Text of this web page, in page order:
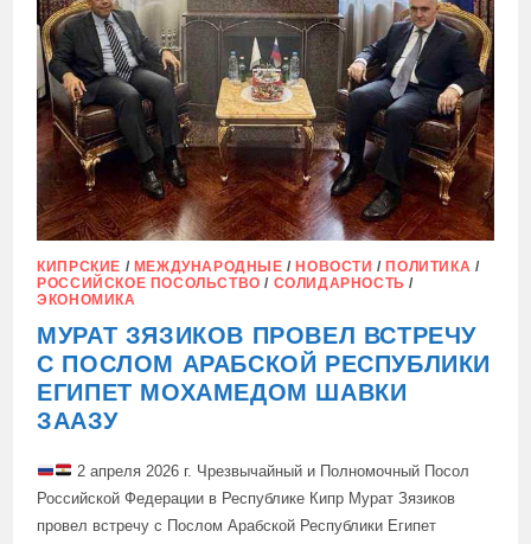
КИПРСКИЕ / МЕЖДУНАРОДНЫЕ /НОВОСТИ /ПОЛИТИКА /
РОССИЙСКОЕ ПОСОЛЬСТВО / СОЛИДАРНОСТЬ /
ЭКОНОМИКА
МУРАТ ЗЯЗИКОВ ПРОВЕЛ ВСТРЕЧУ
С ПОСЛОМ АРАБСКОЙ РЕСПУБЛИКИ
ЕГИПЕТ МОХАМЕДОМ ШАВКИ
ЗААЗУ
2 апреля 2026 г. Чрезвычайный и Полномочный Посол
Российской Федерации в Республике Кипр Мурат Зязиков
провел встречу с Послом Арабской Республики Египет